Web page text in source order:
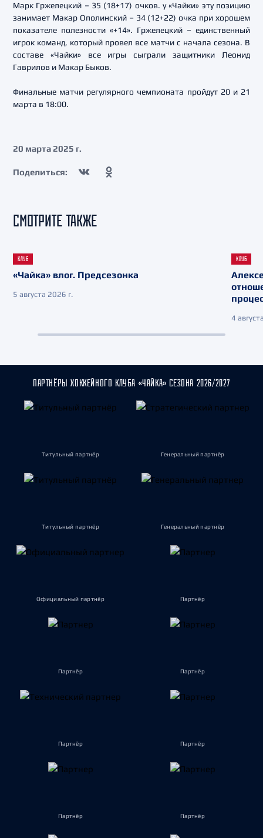
Марк Гржелецкий – 35 (18+17) очков. у «Чайки» эту позицию
занимает Макар Ополинский – 34 (12+22) очка при хорошем
показателе полезности «+14». Гржелецкий – единственный
игрок команд, который провел все матчи с начала сезона. В
составе «Чайки» все игры сыграли защитники Леонид
Гаврилов и Макар Быков.
Финальные матчи регулярного чемпионата пройдут 20 и 21
марта в 18:00.
20 марта 2025 г.
Поделиться:
СМОТРИТЕ ТАКЖЕ
КЛУБ
«Чайка» влог. Предсезонка
5 августа 2026 г.
КЛУБ
4
ПАРТНЁРЫ ХОККЕЙНОГО КЛУБА «ЧАЙКА» СЕЗОНА 2026/2027
Титульный партнёр Генеральный партнёр
Титульный партнёр Генеральный партнёр
Официальный партнёр Партнёр
Партнёр Партнёр
Партнёр Партнёр
Партнёр Партнёр